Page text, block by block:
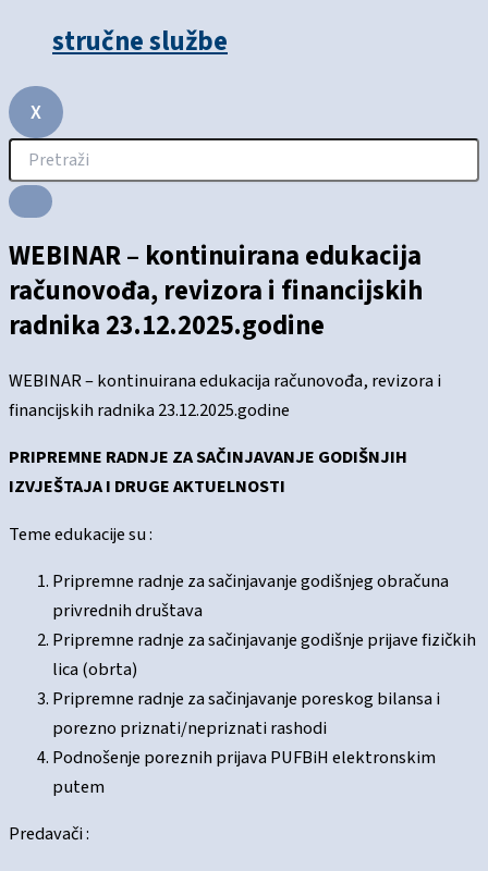
stručne službe
X
WEBINAR – kontinuirana edukacija
računovođa, revizora i financijskih
radnika 23.12.2025.godine
WEBINAR – kontinuirana edukacija računovođa, revizora i
financijskih radnika 23.12.2025.godine
PRIPREMNE RADNJE ZA SAČINJAVANJE GODIŠNJIH
IZVJEŠTAJA I DRUGE AKTUELNOSTI
Teme edukacije su :
Pripremne radnje za sačinjavanje godišnjeg obračuna
privrednih društava
Pripremne radnje za sačinjavanje godišnje prijave fizičkih
lica (obrta)
Pripremne radnje za sačinjavanje poreskog bilansa i
porezno priznati/nepriznati rashodi
Podnošenje poreznih prijava PUFBiH elektronskim
putem
Predavači :